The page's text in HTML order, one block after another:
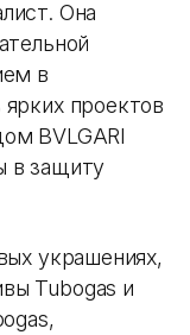
Она
в
проектов
BVLGARI
в защиту
украшениях,
Tubogas и